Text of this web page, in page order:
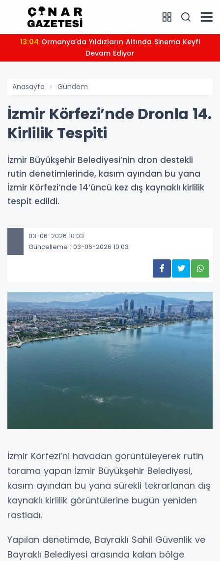
13:04
Devam Ediyor
Anasayfa Gündem
İzmir Körfezi’nde Dronla 14.
Kirlilik Tespiti
İzmir Büyükşehir Belediyesi’nin dron destekli
rutin denetimlerinde, kasım ayından bu yana
İzmir Körfezi’nde 14’üncü kez dış kaynaklı kirlilik
tespit edildi.
03-06-2026 10:03
Güncelleme : 03-06-2026 10:03
İzmir Körfezi’ni havadan görüntüleyerek rutin
tarama yapan İzmir Büyükşehir Belediyesi,
kasım ayından bu yana sürekli tekrarlanan dış
kaynaklı kirlilik görüntülerine bugün yeniden
rastladı.
Yapılan denetimde, Bayraklı Sahil Güvenlik ve
Bayraklı Belediyesi arasında kalan bölge